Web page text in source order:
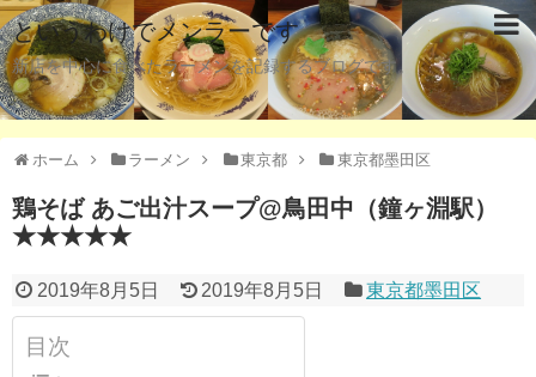
というわけでメンラーです
新店を中心に食べたラーメンを記録するブログです。
ホーム ラーメン 東京都 東京都墨田区
鶏そば あご出汁スープ@鳥田中（鐘ヶ淵駅）
★★★★★
2019年8月5日 2019年8月5日 東京都墨田区
目次